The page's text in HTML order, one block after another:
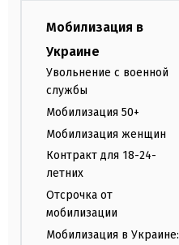
Мобилизация в
Украине
Увольнение с военной
службы
Мобилизация 50+
Мобилизация женщин
Контракт для 18-24-
летних
Отсрочка от
мобилизации
Мобилизация в Украине: